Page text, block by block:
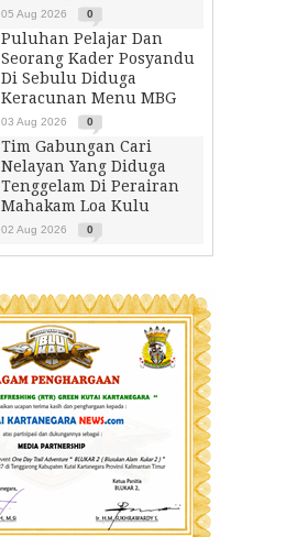
05 Aug 2026 0
Puluhan Pelajar Dan
Seorang Kader Posyandu
Di Sebulu Diduga
Keracunan Menu MBG
03 Aug 2026 0
Tim Gabungan Cari
Nelayan Yang Diduga
Tenggelam Di Perairan
Mahakam Loa Kulu
02 Aug 2026 0